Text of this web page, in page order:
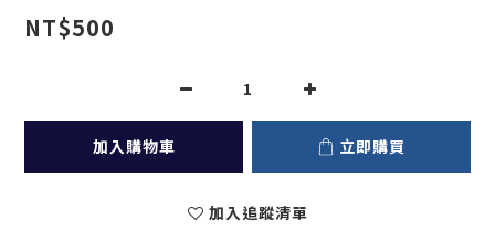
NT$500
加入購物車 立即購買
加入追蹤清單